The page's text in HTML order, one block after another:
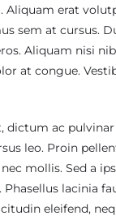
erat
sem at cursus.
Aliquam nisi
at congue.
ac
leo. Proin
mollis. Sed a
lacinia
eleifend,